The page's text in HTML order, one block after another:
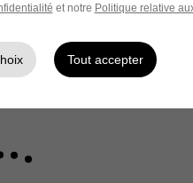
et notre Politique relative
Tout accepter